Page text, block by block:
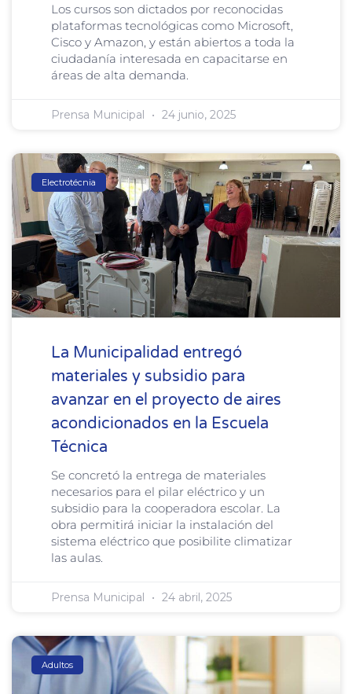
Los cursos son dictados por reconocidas
plataformas tecnológicas como Microsoft,
Cisco y Amazon, y están abiertos a toda la
ciudadanía interesada en capacitarse en
áreas de alta demanda.
Prensa Municipal 24 junio, 2025
Electrotécnia
La Municipalidad entregó
materiales y subsidio para
avanzar en el proyecto de aires
acondicionados en la Escuela
Técnica
Se concretó la entrega de materiales
necesarios para el pilar eléctrico y un
subsidio para la cooperadora escolar. La
obra permitirá iniciar la instalación del
sistema eléctrico que posibilite climatizar
las aulas.
Prensa Municipal 24 abril, 2025
Adultos